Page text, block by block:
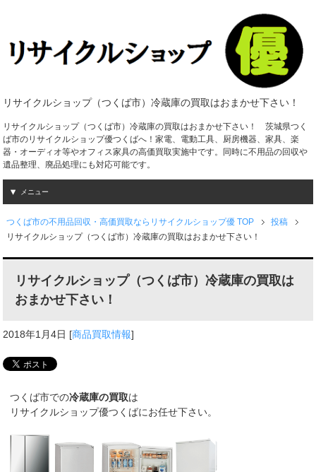
リサイクルショップ（つくば市）冷蔵庫の買取はおまかせ下さい！
リサイクルショップ（つくば市）冷蔵庫の買取はおまかせ下さい！ 茨城県つく
ば市のリサイクルショップ優つくばへ！家電、電動工具、厨房機器、家具、楽
器・オーディオ等やオフィス家具の高価買取実施中です。同時に不用品の回収や
遺品整理、廃品処理にも対応可能です。
メニュー
つくば市の不用品回収・高価買取ならリサイクルショップ優 TOP
投稿
リサイクルショップ（つくば市）冷蔵庫の買取はおまかせ下さい！
リサイクルショップ（つくば市）冷蔵庫の買取は
おまかせ下さい！
2018年1月4日 [商品買取情報]
つくば市での冷蔵庫の買取は
リサイクルショップ優つくばにお任せ下さい。